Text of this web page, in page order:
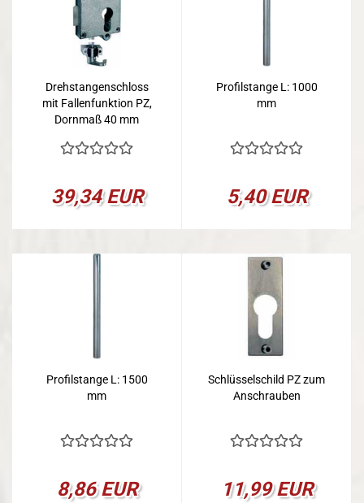
Drehstangenschloss
mit Fallenfunktion PZ,
Dornmaß 40 mm
39,34 EUR
Profilstange L: 1000
mm
5,40 EUR
Profilstange L: 1500
mm
8,86 EUR
Schlüsselschild PZ zum
Anschrauben
11,99 EUR